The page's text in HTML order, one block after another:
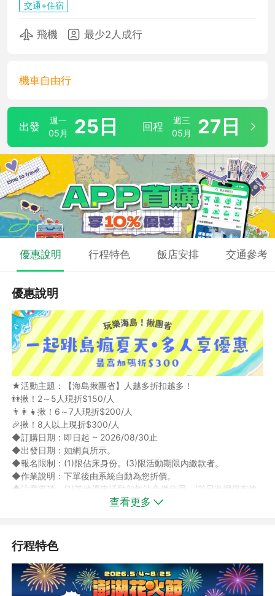
交通+住宿
飛機 最少2人成行
機車自由行
出發
週一
05月
25日 回程
週三
05月
27日
優惠說明 行程特色 飯店安排 交通參考
優惠說明
★活動主題：【海島揪團省】人越多折扣越多！
👫揪！2～5人現折$150/人
👨‍👩‍👧揪！6～7人現折$200/人
🎉揪！8人以上現折$300/人
◆訂購日期：即日起 ~ 2026/08/30止
◆出發日期：如網頁所示。
◆報名限制：(1)限佔床身份。(3)限活動期限內繳款者。
◆作業說明：下單後由系統自動為您折價。
◆注意事項：(1)其他優惠活動恕無法合併使用。(2)易遊網保有修
◆本預約作業金非訂金性質，非擔保契約履行，僅為旅遊元件預約
調度及費用，不負擔保確定成行之責，如本商品已額滿或訂位未成
功，則旅客所繳付之預約作業金將全額無息退費。《線上預約並非
保證訂位成功，仍需以客服人員回覆確認為準》
查看更多
行程特色